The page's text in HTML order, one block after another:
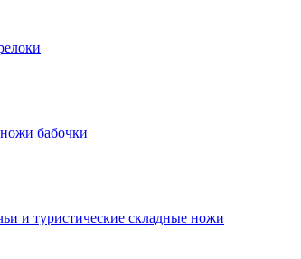
бабочки
и туристические складные ножи